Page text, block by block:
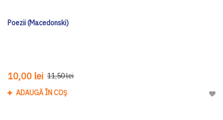
Poezii (Macedonski)
10,00 lei 11,50 lei
ADAUGĂ ÎN COȘ